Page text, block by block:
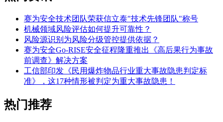
赛为安全技术团队荣获信立泰"技术先锋团队"称号
机械领域风险评估如何提升可靠性？
风险源识别为风险分级管控提供依据？
赛为安全Go-RISE安全征程隆重推出《高后果行为事故
前调查》解决方案
工信部印发《民用爆炸物品行业重大事故隐患判定标
准》，这17种情形被判定为重大事故隐患！
热门推荐